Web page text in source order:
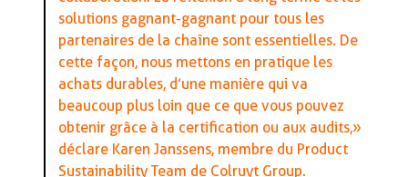
solutions gagnant-gagnant pour tous les
partenaires de la chaîne sont essentielles. De
cette façon, nous mettons en pratique les
achats durables, d’une manière qui va
beaucoup plus loin que ce que vous pouvez
obtenir grâce à la certification ou aux audits,»
déclare Karen Janssens, membre du Product
Sustainability Team de Colruyt Group.